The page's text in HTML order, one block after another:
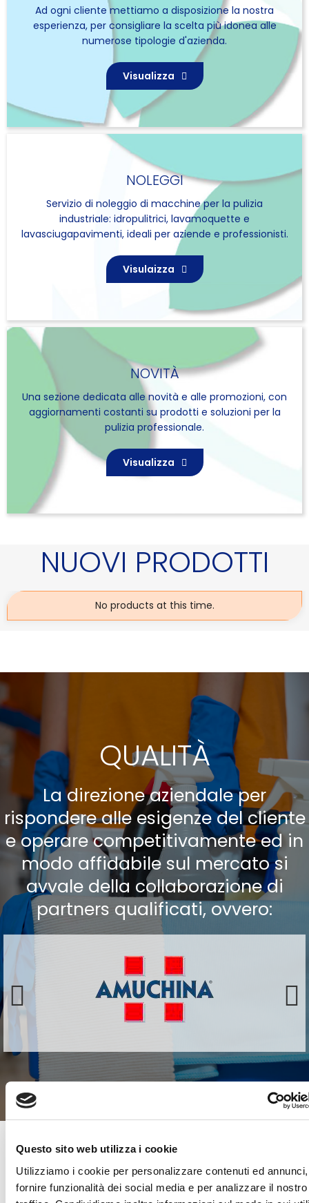
Questo sito web utilizza i cookie
Utilizziamo i cookie per personalizzare contenuti ed
fornire funzionalità dei social media e per analizzare il nostro
Ad ogni cliente mettiamo a disposizione la nostra
esperienza, per consigliare la scelta più idonea alle
numerose tipologie d'azienda.
Visualizza
NOLEGGI
Servizio di noleggio di macchine per la pulizia
industriale: idropulitrici, lavamoquette e
lavasciugapavimenti, ideali per aziende e professionisti.
Visulaizza
NOVITÀ
Una sezione dedicata alle novità e alle promozioni, con
aggiornamenti costanti su prodotti e soluzioni per la
pulizia professionale.
Visualizza
NUOVI PRODOTTI
No products at this time.
QUALITÀ
La direzione aziendale per
rispondere alle esigenze del cliente
e operare competitivamente ed in
modo affidabile sul mercato si
avvale della collaborazione di
partners qualificati, ovvero:
SCOPRI LA NOSTRA